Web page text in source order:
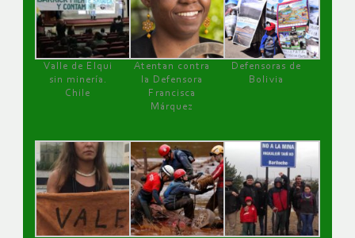
Valle de Elqui
sin minería.
Chile
Atentan contra
la Defensora
Francisca
Márquez
Defensoras de
Bolivia